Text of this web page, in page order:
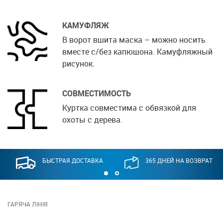
КАМУФЛЯЖ
В ворот вшита маска – можно носить
вместе с/без капюшона. Камуфляжный
рисунок.
СОВМЕСТИМОСТЬ
Куртка совместима с обвязкой для
охоты с дерева.
БЫСТРАЯ ДОСТАВКА 365 ДНЕЙ НА ВОЗВРАТ
ГАРЯЧА ЛІНІЯ